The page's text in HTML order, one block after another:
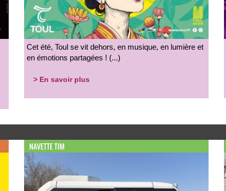
Cet été, Toul se vit dehors, en musique, en lumière et
en émotions partagées ! (...)
> En savoir plus
NAVETTE TIM